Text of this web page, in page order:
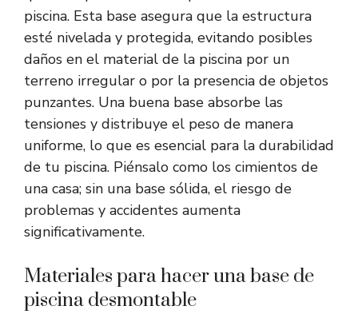
piscina. Esta base asegura que la estructura
esté nivelada y protegida, evitando posibles
daños en el material de la piscina por un
terreno irregular o por la presencia de objetos
punzantes. Una buena base absorbe las
tensiones y distribuye el peso de manera
uniforme, lo que es esencial para la durabilidad
de tu piscina. Piénsalo como los cimientos de
una casa; sin una base sólida, el riesgo de
problemas y accidentes aumenta
significativamente.
Materiales para hacer una base de
piscina desmontable